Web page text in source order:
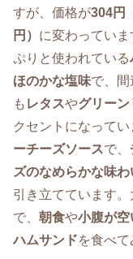
すが、価格が304円
円） に変わってい
ぷりと使われている
ほのかな塩味で、
も レタスやグリーン
クセントになって
ーチーズソースで、
ズのなめらかな味わ
引き立てています。
で、 朝食や小腹が空
ハムサンドを食べて